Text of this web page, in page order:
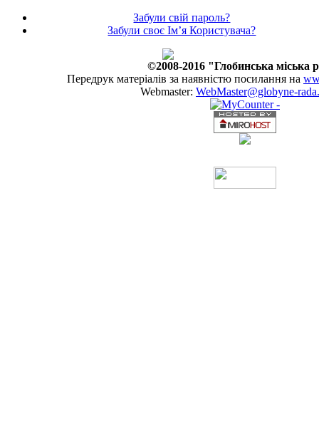
Забули свій пароль?
Забули своє Ім’я Користувача?
©2008-2016 "Глобинська міська
Передрук матеріалів за наявністю посилання на
Webmaster: WebMaster@globyne-